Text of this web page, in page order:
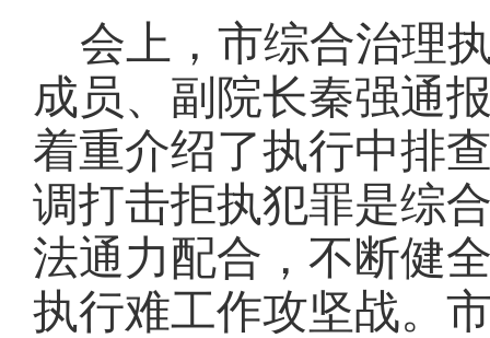
会上，市综合治理
成员、副院长秦强通
着重介绍了执行中排
调打击拒执犯罪是综
法通力配合，不断健
执行难工作攻坚战。